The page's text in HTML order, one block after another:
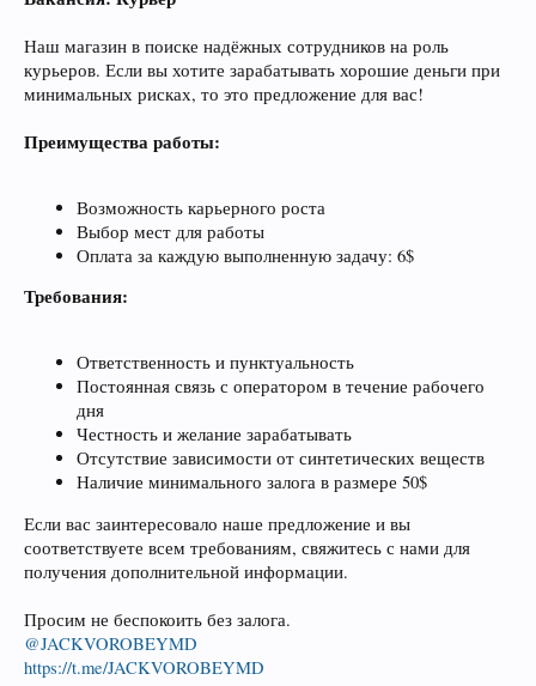
Наш магазин в поиске надёжных сотрудников на роль
курьеров. Если вы хотите зарабатывать хорошие деньги при
минимальных рисках, то это предложение для вас!
Преимущества работы:
Возможность карьерного роста
Выбор мест для работы
Оплата за каждую выполненную задачу: 6$
Требования:
Ответственность и пунктуальность
Постоянная связь с оператором в течение рабочего
дня
Честность и желание зарабатывать
Отсутствие зависимости от синтетических веществ
Наличие минимального залога в размере 50$
Если вас заинтересовало наше предложение и вы
соответствуете всем требованиям, свяжитесь с нами для
получения дополнительной информации.
Просим не беспокоить без залога.
@JACKVOROBEYMD
https://t.me/JACKVOROBEYMD